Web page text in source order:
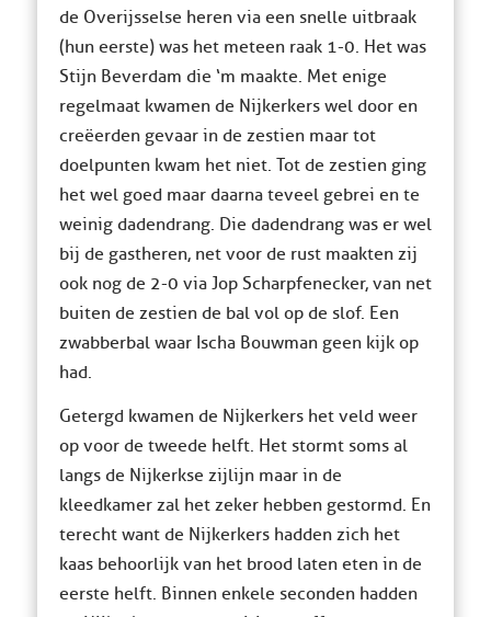
de Overijsselse heren via een snelle uitbraak
(hun eerste) was het meteen raak 1-0. Het was
Stijn Beverdam die ‘m maakte. Met enige
regelmaat kwamen de Nijkerkers wel door en
creëerden gevaar in de zestien maar tot
doelpunten kwam het niet. Tot de zestien ging
het wel goed maar daarna teveel gebrei en te
weinig dadendrang. Die dadendrang was er wel
bij de gastheren, net voor de rust maakten zij
ook nog de 2-0 via Jop Scharpfenecker, van net
buiten de zestien de bal vol op de slof. Een
zwabberbal waar Ischa Bouwman geen kijk op
had.
Getergd kwamen de Nijkerkers het veld weer
op voor de tweede helft. Het stormt soms al
langs de Nijkerkse zijlijn maar in de
kleedkamer zal het zeker hebben gestormd. En
terecht want de Nijkerkers hadden zich het
kaas behoorlijk van het brood laten eten in de
eerste helft. Binnen enkele seconden hadden